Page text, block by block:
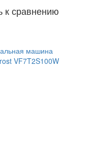
к сравнению
машина
VF7T2S100W